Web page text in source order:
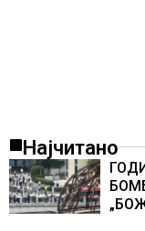
Најчитано